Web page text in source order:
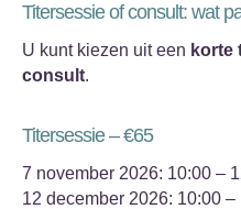
Titersessie of consult: wat
U kunt kiezen uit een korte
consult.
Titersessie – €65
7 november 2026: 10:00 –
12 december 2026: 10:00 –